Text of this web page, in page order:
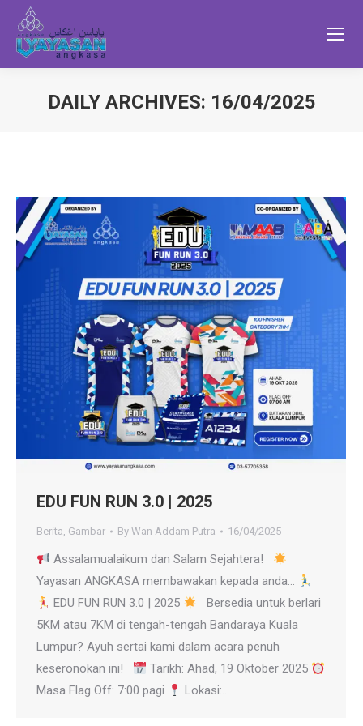
DAILY ARCHIVES: 16/04/2025
EDU FUN RUN 3.0 | 2025
Berita, Gambar By Wan Addam Putra 16/04/2025
Assalamualaikum dan Salam Sejahtera!
Yayasan ANGKASA membawakan kepada anda…
EDU FUN RUN 3.0 | 2025
Bersedia untuk berlari
5KM atau 7KM di tengah-tengah Bandaraya Kuala
Lumpur? Ayuh sertai kami dalam acara penuh
keseronokan ini!
Tarikh: Ahad, 19 Oktober 2025
Masa Flag Off: 7:00 pagi
Lokasi:…